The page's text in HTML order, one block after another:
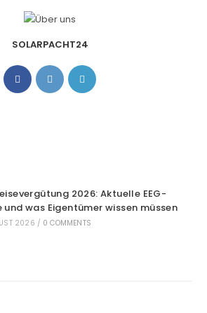
SOLARPACHT24
Opens
in
Opens
in
Opens
2026: Aktuelle EEG-
und was Eigentümer wissen müssen
2026 / 0 COMMENTS